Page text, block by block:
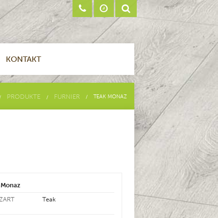
KONTAKT
PRODUKTE FURNIER TEAK MONAZ
Monaz
Teak